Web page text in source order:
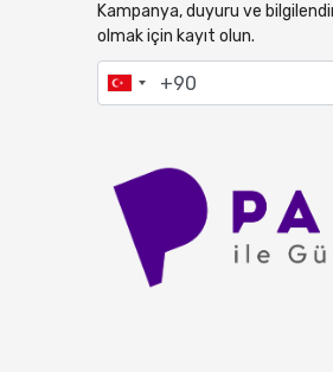
Kampanya, duyuru ve
olmak için kayıt olun.